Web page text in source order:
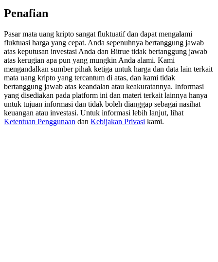
Trade Gold & Silver · 33,333 USDT Bonus
USDT New User Exclusive 10% APR
USDT Flexible Staking | Daily Rewards
New Listing Futures Fest
Penafian
Pasar mata uang kripto sangat fluktuatif dan dapat mengalami
fluktuasi harga yang cepat. Anda sepenuhnya bertanggung jawab
atas keputusan investasi Anda dan Bitrue tidak bertanggung jawab
atas kerugian apa pun yang mungkin Anda alami. Kami
mengandalkan sumber pihak ketiga untuk harga dan data lain terkait
mata uang kripto yang tercantum di atas, dan kami tidak
bertanggung jawab atas keandalan atau keakuratannya. Informasi
yang disediakan pada platform ini dan materi terkait lainnya hanya
untuk tujuan informasi dan tidak boleh dianggap sebagai nasihat
keuangan atau investasi. Untuk informasi lebih lanjut, lihat
Ketentuan Penggunaan dan Kebijakan Privasi kami.